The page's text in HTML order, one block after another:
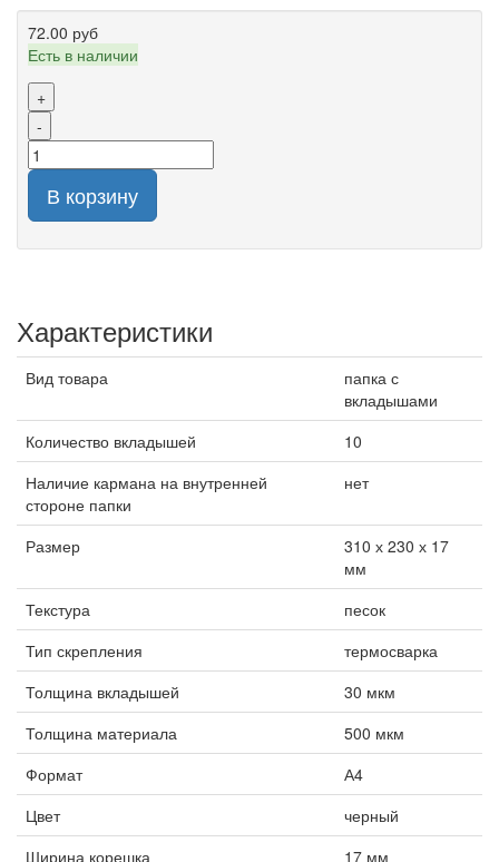
72.00 руб
Есть в наличии
+
-
В корзину
Характеристики
Вид товара
папка с
вкладышами
Количество вкладышей
10
Наличие кармана на внутренней
стороне папки
нет
Размер
310 х 230 х 17
мм
Текстура
песок
Тип скрепления
термосварка
Толщина вкладышей
30 мкм
Толщина материала
500 мкм
Формат
А4
Цвет
черный
Ширина корешка
17 мм